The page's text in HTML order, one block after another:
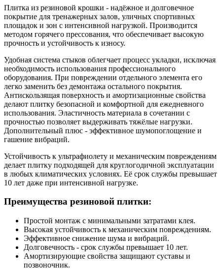
Плитка из резиновой крошки - надёжное и долговечное
покрытие для тренажерных залов, уличных спортивных
площадок и зон с интенсивной нагрузкой. Производится
методом горячего прессования, что обеспечивает высокую
прочность и устойчивость к износу.
Удобная система стыков облегчает процесс укладки, исключая
необходимость использования профессионального
оборудования. При повреждении отдельного элемента его
легко заменить без демонтажа остального покрытия.
Антискользящая поверхность и амортизационные свойства
делают плитку безопасной и комфортной для ежедневного
использования. Эластичность материала в сочетании с
прочностью позволяет выдерживать тяжёлые нагрузки.
Дополнительный плюс - эффективное шумопоглощение и
гашение вибраций.
Устойчивость к ультрафиолету и механическим повреждениям
делает плитку подходящей для круглогодичной эксплуатации
в любых климатических условиях. Её срок службы превышает
10 лет даже при интенсивной нагрузке.
Преимущества резиновой плитки:
Простой монтаж с минимальными затратами клея.
Высокая устойчивость к механическим повреждениям.
Эффективное снижение шума и вибраций.
Долговечность - срок службы превышает 10 лет.
Амортизирующие свойства защищают суставы и
позвоночник.